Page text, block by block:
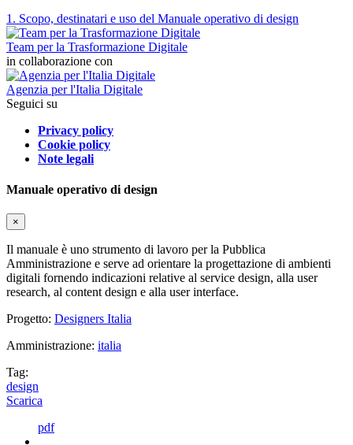
1. Scopo, destinatari e uso del Manuale operativo di design
Team per la Trasformazione Digitale
in collaborazione con
Agenzia per l'Italia Digitale
Seguici su
Privacy policy
Cookie policy
Note legali
Manuale operativo di design
×
Il manuale è uno strumento di lavoro per la Pubblica
Amministrazione e serve ad orientare la progettazione di ambienti
digitali fornendo indicazioni relative al service design, alla user
research, al content design e alla user interface.
Progetto: Designers Italia
Amministrazione: italia
Tag:
design
Scarica
pdf